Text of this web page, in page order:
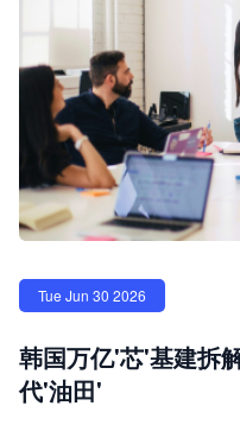
Tue Jun 30 2026
韩国万亿'芯'基建拆
代'油田'